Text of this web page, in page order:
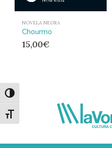
Alternar alto contraste
Alternar tamaño de letra
NOVELA NEGRA
Chourmo
15,00€